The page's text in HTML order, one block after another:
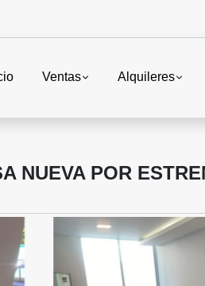
Ventas Alquileres
NUEVA POR